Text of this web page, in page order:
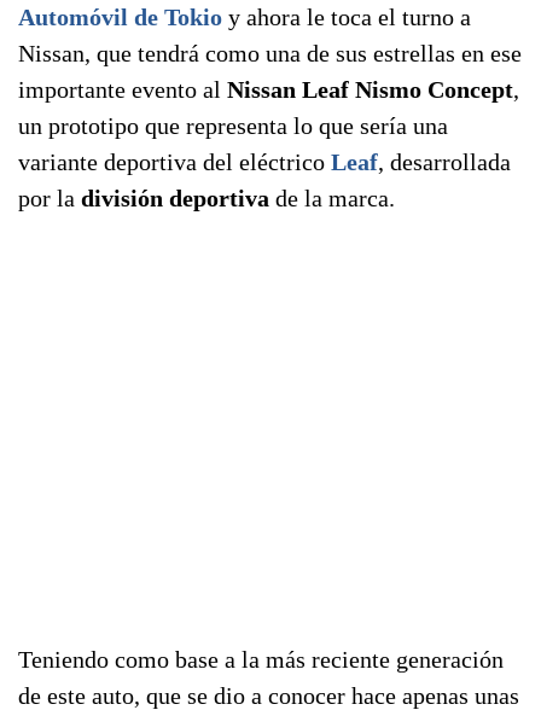
Automóvil de Tokio y ahora le toca el turno a
Nissan, que tendrá como una de sus estrellas en ese
importante evento al Nissan Leaf Nismo Concept,
un prototipo que representa lo que sería una
variante deportiva del eléctrico Leaf, desarrollada
por la división deportiva de la marca.
Teniendo como base a la más reciente generación
de este auto, que se dio a conocer hace apenas unas